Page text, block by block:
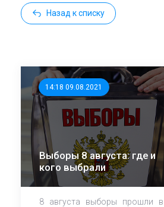
Назад к списку
14:18 09.08.2021
Выборы 8 августа: где и
кого выбрали
8 августа выборы прошли в